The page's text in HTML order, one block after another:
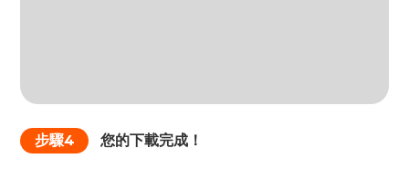
步驟4 您的下載完成！